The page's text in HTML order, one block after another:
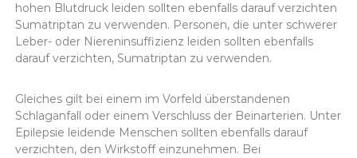
hohen Blutdruck leiden sollten ebenfalls darauf verzichten
Sumatriptan zu verwenden. Personen, die unter schwerer
Leber- oder Niereninsuffizienz leiden sollten ebenfalls
darauf verzichten, Sumatriptan zu verwenden.
Gleiches gilt bei einem im Vorfeld überstandenen
Schlaganfall oder einem Verschluss der Beinarterien. Unter
Epilepsie leidende Menschen sollten ebenfalls darauf
verzichten, den Wirkstoff einzunehmen. Bei